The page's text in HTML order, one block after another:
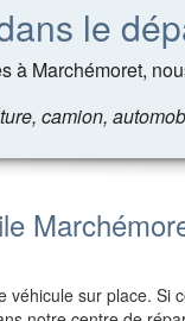
le
Marchémoret,
camion,
véhicule sur place. Si